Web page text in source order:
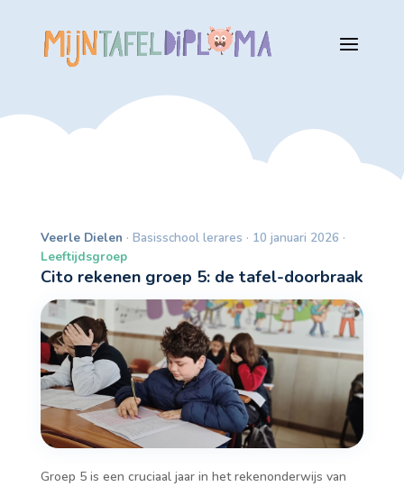
Veerle Dielen · Basisschool lerares · 10 januari 2026 ·
Leeftijdsgroep
Cito rekenen groep 5: de tafel-doorbraak
Groep 5 is een cruciaal jaar in het rekenonderwijs van